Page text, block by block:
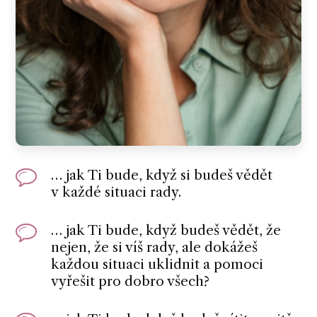
… jak Ti bude, když si budeš vědět
v každé situaci rady.
… jak Ti bude, když budeš vědět, že
nejen, že si víš rady, ale dokážeš
každou situaci uklidnit a pomoci
vyřešit pro dobro všech?